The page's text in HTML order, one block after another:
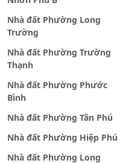
Nhà đất Phường Long
Trường
Nhà đất Phường Trường
Thạnh
Nhà đất Phường Phước
Bình
Nhà đất Phường Tân Phú
Nhà đất Phường Hiệp Phú
Nhà đất Phường Long